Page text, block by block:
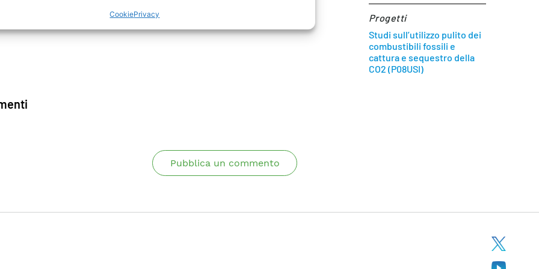
CookiePrivacy
Progetti
Studi sull’utilizzo pulito dei
combustibili fossili e
cattura e sequestro della
CO2 (P08USI)
Pubblica un commento